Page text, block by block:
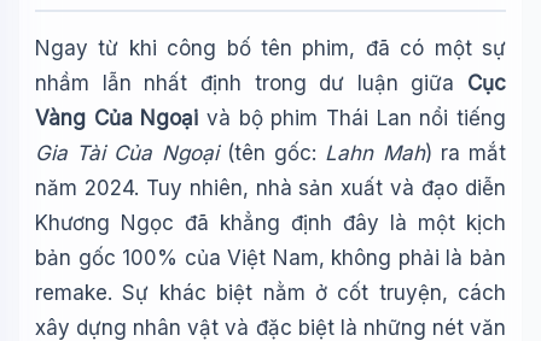
Ngay từ khi công bố tên phim, đã có một sự
nhầm lẫn nhất định trong dư luận giữa Cục
Vàng Của Ngoại và bộ phim Thái Lan nổi tiếng
Gia Tài Của Ngoại(tên gốc: Lahn Mah) ra mắt
năm 2024. Tuy nhiên, nhà sản xuất và đạo diễn
Khương Ngọc đã khẳng định đây là một kịch
bản gốc 100% của Việt Nam, không phải là bản
remake. Sự khác biệt nằm ở cốt truyện, cách
xây dựng nhân vật và đặc biệt là những nét văn